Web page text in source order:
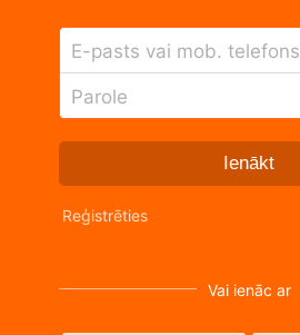
E-pasts vai mob. telefons
Parole
Ienākt
Reģistrēties
Vai ienāc ar